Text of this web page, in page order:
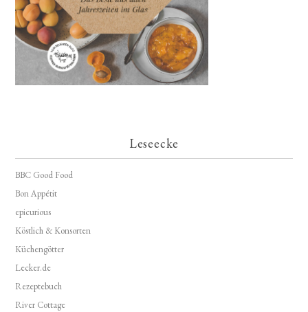
Leseecke
BBC Good Food
Bon Appétit
epicurious
Köstlich & Konsorten
Küchengötter
Lecker.de
Rezeptebuch
River Cottage